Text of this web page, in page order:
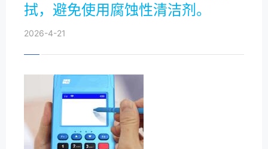
拭，避免使用腐蚀性清洁剂。
2026-4-21